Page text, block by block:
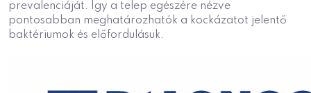
prevalenciáját. Így a telep egészére nézve
pontosabban meghatározhatók a kockázatot jelentő
baktériumok és előfordulásuk.